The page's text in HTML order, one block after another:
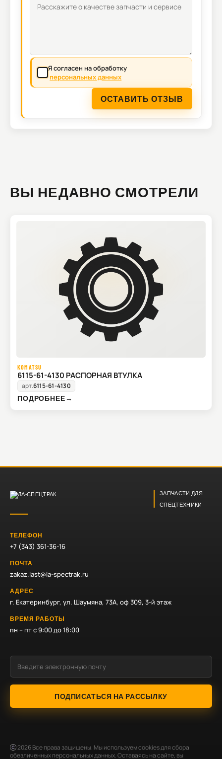
Я согласен на обработку
персональных данных
ОСТАВИТЬ ОТЗЫВ
ВЫ НЕДАВНО СМОТРЕЛИ
KOMATSU
6115-61-4130 РАСПОРНАЯ ВТУЛКА
арт.6115-61-4130
ПОДРОБНЕЕ→
ЗАПЧАСТИ ДЛЯ
СПЕЦТЕХНИКИ
ТЕЛЕФОН
+7 (343) 361-36-16
ПОЧТА
zakaz.last@la-spectrak.ru
АДРЕС
г. Екатеринбург, ул. Шаумяна, 73А, оф 309, 3-й этаж
ВРЕМЯ РАБОТЫ
пн – пт с 9:00 до 18:00
ПОДПИСАТЬСЯ НА РАССЫЛКУ
2026Все права защищены. Мы используем cookies для сбора
обезличенных персональных данных. Оставаясь на сайте, вы